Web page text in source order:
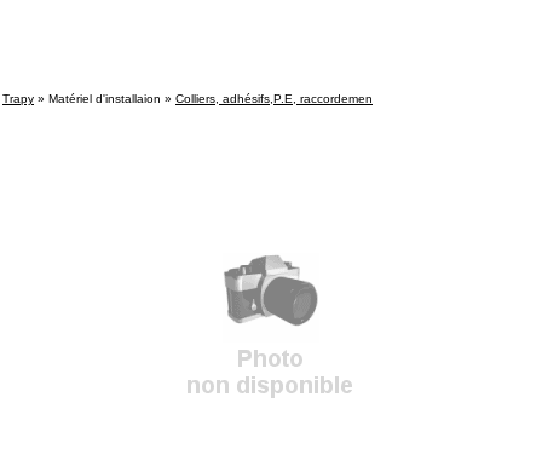
Trapy » Matériel d'installaion » Colliers, adhésifs,P.E, raccordemen